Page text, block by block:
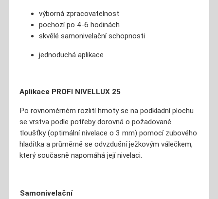
výborná zpracovatelnost
pochozí po 4-6 hodinách
skvělé samonivelační schopnosti
jednoduchá aplikace
Aplikace PROFI NIVELLUX 25
Po rovnoměrném rozlití hmoty se na podkladní plochu
se vrstva podle potřeby dorovná o požadované
tloušťky (optimální nivelace o 3 mm) pomocí zubového
hladítka a průměrně se odvzdušní ježkovým válečkem,
který současně napomáhá její nivelaci.
Samonivelační